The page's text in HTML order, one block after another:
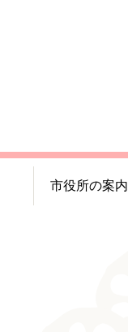
市役所の案内